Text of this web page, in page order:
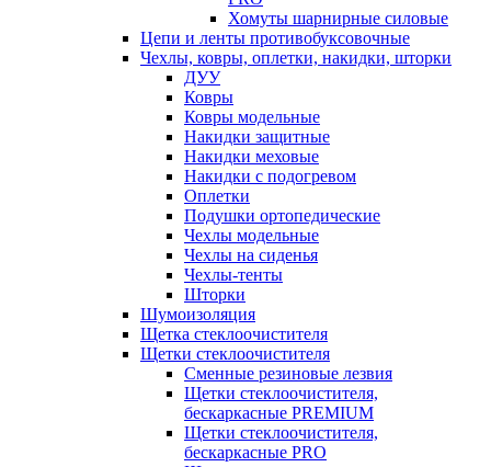
Хомуты шарнирные силовые
Цепи и ленты противобуксовочные
Чехлы, ковры, оплетки, накидки, шторки
ДУУ
Ковры
Ковры модельные
Накидки защитные
Накидки меховые
Накидки с подогревом
Оплетки
Подушки ортопедические
Чехлы модельные
Чехлы на сиденья
Чехлы-тенты
Шторки
Шумоизоляция
Щетка стеклоочистителя
Щетки стеклоочистителя
Сменные резиновые лезвия
Щетки стеклоочистителя,
бескаркасные PREMIUM
Щетки стеклоочистителя,
бескаркасные PRO